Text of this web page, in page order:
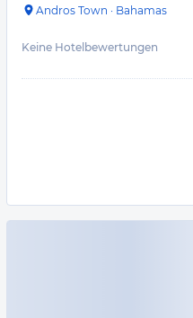
Andros Town · Bahamas
Keine Hotelbewertungen